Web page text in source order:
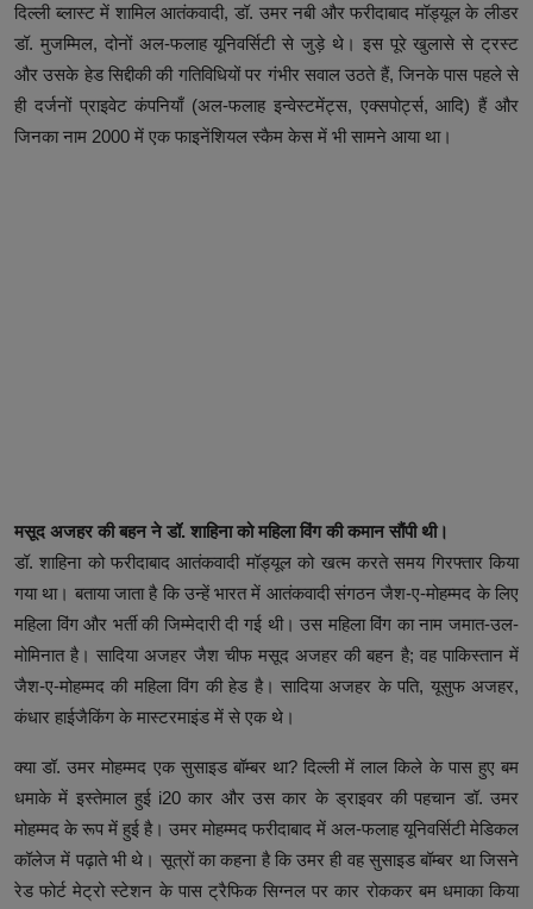
दिल्ली ब्लास्ट में शामिल आतंकवादी, डॉ. उमर नबी और फरीदाबाद मॉड्यूल के लीडर
डॉ. मुजम्मिल, दोनों अल-फलाह यूनिवर्सिटी से जुड़े थे। इस पूरे खुलासे से ट्रस्ट
और उसके हेड सिद्दीकी की गतिविधियों पर गंभीर सवाल उठते हैं, जिनके पास पहले से
ही दर्जनों प्राइवेट कंपनियाँ (अल-फलाह इन्वेस्टमेंट्स, एक्सपोर्ट्स, आदि) हैं और
जिनका नाम 2000 में एक फाइनेंशियल स्कैम केस में भी सामने आया था।
मसूद अजहर की बहन ने डॉ. शाहिना को महिला विंग की कमान सौंपी थी।
डॉ. शाहिना को फरीदाबाद आतंकवादी मॉड्यूल को खत्म करते समय गिरफ्तार किया
गया था। बताया जाता है कि उन्हें भारत में आतंकवादी संगठन जैश-ए-मोहम्मद के लिए
महिला विंग और भर्ती की जिम्मेदारी दी गई थी। उस महिला विंग का नाम जमात-उल-
मोमिनात है। सादिया अजहर जैश चीफ मसूद अजहर की बहन है; वह पाकिस्तान में
जैश-ए-मोहम्मद की महिला विंग की हेड है। सादिया अजहर के पति, यूसुफ अजहर,
कंधार हाईजैकिंग के मास्टरमाइंड में से एक थे।
क्या डॉ. उमर मोहम्मद एक सुसाइड बॉम्बर था? दिल्ली में लाल किले के पास हुए बम
धमाके में इस्तेमाल हुई i20 कार और उस कार के ड्राइवर की पहचान डॉ. उमर
मोहम्मद के रूप में हुई है। उमर मोहम्मद फरीदाबाद में अल-फलाह यूनिवर्सिटी मेडिकल
कॉलेज में पढ़ाते भी थे। सूत्रों का कहना है कि उमर ही वह सुसाइड बॉम्बर था जिसने
रेड फोर्ट मेट्रो स्टेशन के पास ट्रैफिक सिग्नल पर कार रोककर बम धमाका किया